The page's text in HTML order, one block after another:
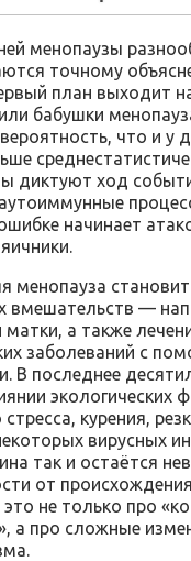
менопаузы
точному
план выходит
бабушки
что и у
диктуют ход
начинает
менопауза
вмешательств —
матки, а также
заболеваний с
В последнее
экологических
курения,
вирусных
так и остаётся
от
не только про
а про сложные